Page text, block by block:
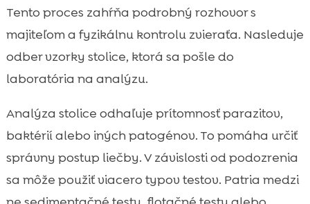
Tento proces zahŕňa podrobný rozhovor s
majiteľom a fyzikálnu kontrolu zvieraťa. Nasleduje
odber vzorky stolice, ktorá sa pošle do
laboratória na analýzu.
Analýza stolice odhaľuje prítomnosť parazitov,
baktérií alebo iných patogénov. To pomáha určiť
správny postup liečby. V závislosti od podozrenia
sa môže použiť viacero typov testov. Patria medzi